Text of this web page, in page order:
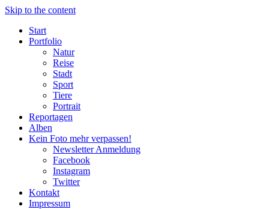
Skip to the content
Start
Portfolio
Natur
Reise
Stadt
Sport
Tiere
Portrait
Reportagen
Alben
Kein Foto mehr verpassen!
Newsletter Anmeldung
Facebook
Instagram
Twitter
Kontakt
Impressum